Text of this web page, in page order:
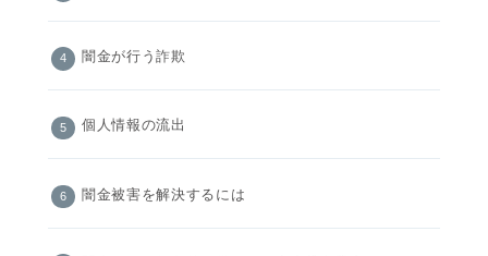
闇金が行う詐欺
個人情報の流出
闇金被害を解決するには